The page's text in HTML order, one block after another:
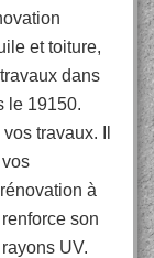
et toiture,
dans
le 19150.
travaux. Il
à
son
UV.